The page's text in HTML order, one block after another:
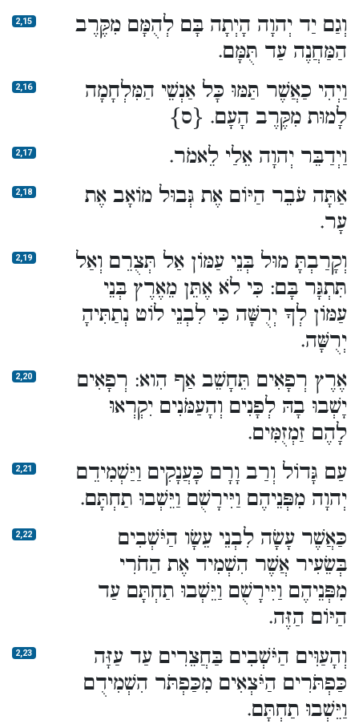
2,15
וְגַם יַד יְהוָה הָיְתָה בָּם לְהֻמָּם מִקֶּרֶב
הַמַּחֲנֶה עַד תֻּמָּם.
2,16
וַיְהִי כַאֲשֶׁר תַּמּוּ כָּל אַנְשֵׁי הַמִּלְחָמָה
לָמוּת מִקֶּרֶב הָעָם. {ס}
2,17 וַיְדַבֵּר יְהוָה אֵלַי לֵאמֹר.
2,18
אַתָּה עֹבֵר הַיּוֹם אֶת גְּבוּל מוֹאָב אֶת
עָר.
2,19
וְקָרַבְתָּ מוּל בְּנֵי עַמּוֹן אַל תְּצֻרֵם וְאַל
תִּתְגָּר בָּם: כִּי לֹא אֶתֵּן מֵאֶרֶץ בְּנֵי
עַמּוֹן לְךָ יְרֻשָּׁה כִּי לִבְנֵי לוֹט נְתַתִּיהָ
יְרֻשָּׁה.
2,20
אֶרֶץ רְפָאִים תֵּחָשֵׁב אַף הִוא: רְפָאִים
יָשְׁבוּ בָהּ לְפָנִים וְהָעַמֹּנִים יִקְרְאוּ
לָהֶם זַמְזֻמִּים.
2,21
עַם גָּדוֹל וְרַב וָרָם כָּעֲנָקִים וַיַּשְׁמִידֵם
יְהוָה מִפְּנֵיהֶם וַיִּירָשֻׁם וַיֵּשְׁבוּ תַחְתָּם.
2,22
כַּאֲשֶׁר עָשָׂה לִבְנֵי עֵשָׂו הַיֹּשְׁבִים
בְּשֵׂעִיר אֲשֶׁר הִשְׁמִיד אֶת הַחֹרִי
מִפְּנֵיהֶם וַיִּירָשֻׁם וַיֵּשְׁבוּ תַחְתָּם עַד
הַיּוֹם הַזֶּה.
2,23
וְהָעַוִּים הַיֹּשְׁבִים בַּחֲצֵרִים עַד עַזָּה
כַּפְתֹּרִים הַיֹּצְאִים מִכַּפְתֹּר הִשְׁמִידֻם
וַיֵּשְׁבוּ תַחְתָּם.